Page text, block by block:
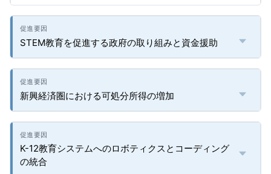
STEM教育を促進する政府の取り組みと資金援助
新興経済圏における可処分所得の増加
K-12教育システムへのロボティクスとコーディング
の統合